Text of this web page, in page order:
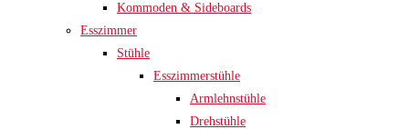
Kommoden & Sideboards
Esszimmer
Stühle
Esszimmerstühle
Armlehnstühle
Drehstühle